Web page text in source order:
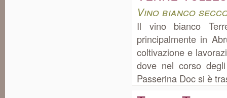
Vino bianco
Il vino bianco
principalmente in
coltivazione e
dove nel corso
Passerina Doc si è